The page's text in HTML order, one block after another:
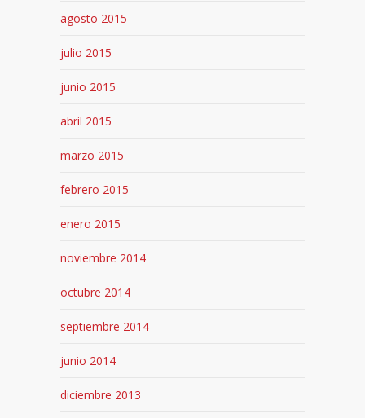
agosto 2015
julio 2015
junio 2015
abril 2015
marzo 2015
febrero 2015
enero 2015
noviembre 2014
octubre 2014
septiembre 2014
junio 2014
diciembre 2013